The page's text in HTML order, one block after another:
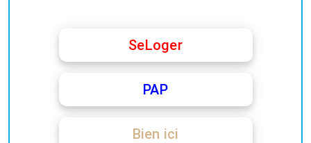
SeLoger
PAP
Bien ici